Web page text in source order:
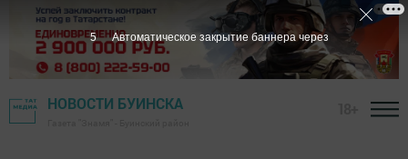
НОВОСТИ БУИНСКА
5 Автоматическое закрытие баннера через